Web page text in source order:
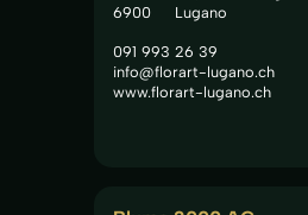
6900
Lugano
091 993 26 39
info@florart-lugano.ch
www.florart-lugano.ch